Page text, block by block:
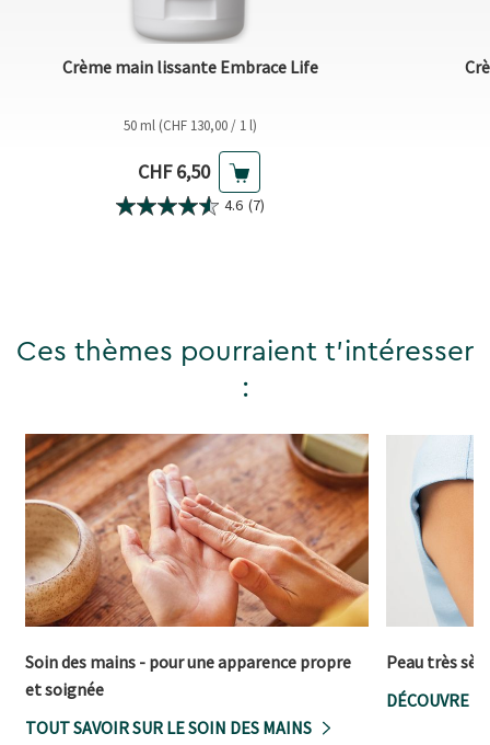
Crème main lissante Embrace Life
50 ml (CHF 130,00 / 1 l)
Prix actuel
CHF 6,50
4.6 (7)
Ces thèmes pourraient t'intéresser
:
Soin des mains - pour une apparence propre
et soignée
TOUT SAVOIR SUR LE SOIN DES MAINS
Peau très
DÉCOUVRE